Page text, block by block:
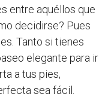
entre aquéllos que
decidirse? Pues
Tanto si tienes
elegante para ir
a tus pies,
sea fácil.